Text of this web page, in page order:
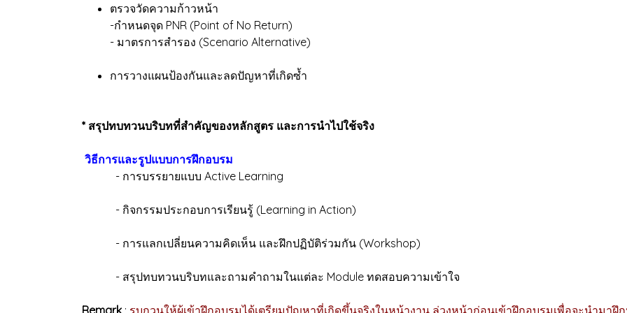
ตรวจวัดความก้าวหน้า
-กำหนดจุด PNR (Point of No Return)
- มาตรการสำรอง (Scenario Alternative)
การวางแผนป้องกันและลดปัญหาที่เกิดซ้ำ
* สรุปทบทวนบริบทที่สำคัญของหลักสูตร และการนำไปใช้จริง
วิธีการและรูปแบบการฝึกอบรม
- การบรรยายแบบ Active Learning
- กิจกรรมประกอบการเรียนรู้ (Learning in Action)
- การแลกเปลี่ยนความคิดเห็น และฝึกปฏิบัติร่วมกัน (Workshop)
- สรุปทบทวนบริบทและถามคำถามในแต่ละ Module ทดสอบความเข้าใจ
Remark : รบกวนให้ผู้เข้าฝึกอบรมได้เตรียมปัญหาที่เกิดขึ้นจริงในหน้างาน ล่วงหน้าก่อนเข้าฝึกอบรมเพื่อจะนำมาฝึ